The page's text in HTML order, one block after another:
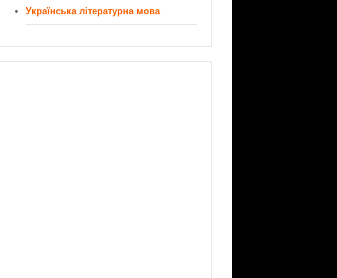
Українська літературна мова